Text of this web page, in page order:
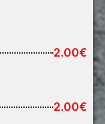
2.00€
2.00€